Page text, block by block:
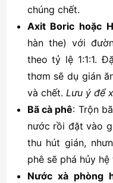
chúng chết.
Axit Boric hoặc
hàn the) với
theo tỷ lệ 1:1:1.
thơm sẽ dụ gián
và chết. Lưu ý để
Bã cà phê: Trộn
nước rồi đặt vào
thu hút gián,
phê sẽ phá hủy
Nước xà phòng